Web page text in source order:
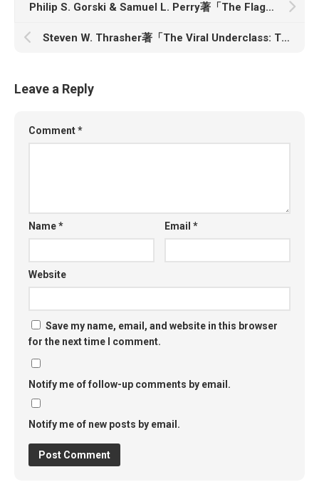
Philip S. Gorski & Samuel L. Perry著「The Flag and the Cross: White Christian Nationalism and the Threat to American Democracy」
Steven W. Thrasher著「The Viral Underclass: The Human Toll When Inequality and Disease Collide」
Leave a Reply
Comment*
Name* Email*
Website
Save my name, email, and website in this browser
for the next time I comment.
Notify me of follow-up comments by email.
Notify me of new posts by email.